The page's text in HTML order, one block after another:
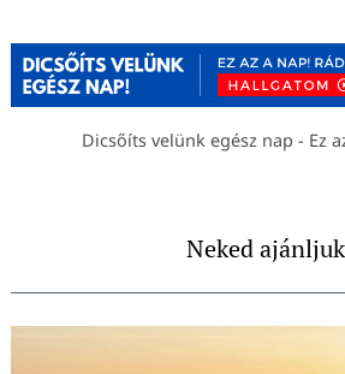
Dicsőíts velünk egész nap - Ez
Neked